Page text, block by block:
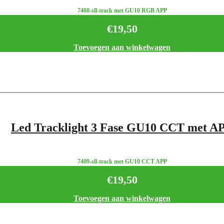
7408-sll-track met GU10 RGB APP
€19,50
Toevoegen aan winkelwagen
Led Tracklight 3 Fase GU10 CCT met
7409-sll-track met GU10 CCT APP
€19,50
Toevoegen aan winkelwagen